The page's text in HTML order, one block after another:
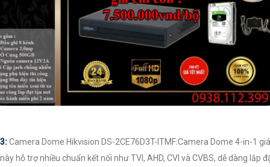
3:Camera Dome Hikvision DS-2CE76D3T-ITMF:Camera Dome 4-in-1 giá
hỗ trợ nhiều chuẩn kết nối như TVI, AHD, CVI và CVBS, dễ dàng lắp